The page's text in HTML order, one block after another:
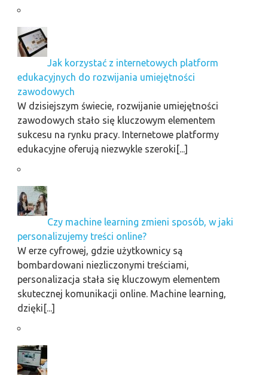
Jak korzystać z internetowych platform
edukacyjnych do rozwijania umiejętności
zawodowych
W dzisiejszym świecie, rozwijanie umiejętności
zawodowych stało się kluczowym elementem
sukcesu na rynku pracy. Internetowe platformy
edukacyjne oferują niezwykle szeroki[...]
Czy machine learning zmieni sposób, w jaki
personalizujemy treści online?
W erze cyfrowej, gdzie użytkownicy są
bombardowani niezliczonymi treściami,
personalizacja stała się kluczowym elementem
skutecznej komunikacji online. Machine learning,
dzięki[...]